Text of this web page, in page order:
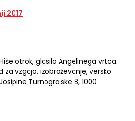
2017
otrok, glasilo Angelinega vrtca.
za vzgojo, izobraževanje, versko
Turnograjske 8, 1000